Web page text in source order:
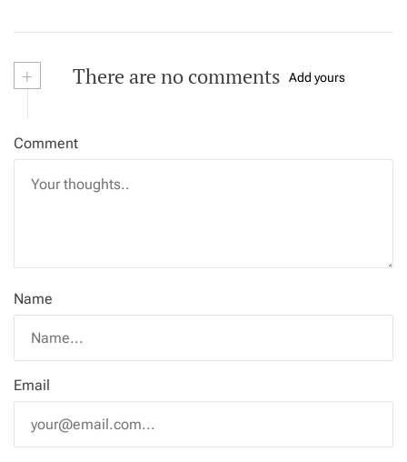
+ There are no comments Add yours
Comment
Name
Email